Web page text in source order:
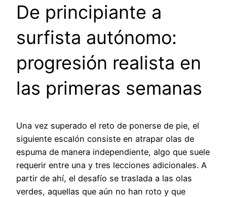
De principiante a
surfista autónomo:
progresión realista en
las primeras semanas
Una vez superado el reto de ponerse de pie, el
siguiente escalón consiste en atrapar olas de
espuma de manera independiente, algo que suele
requerir entre una y tres lecciones adicionales. A
partir de ahí, el desafío se traslada a las olas
verdes, aquellas que aún no han roto y que